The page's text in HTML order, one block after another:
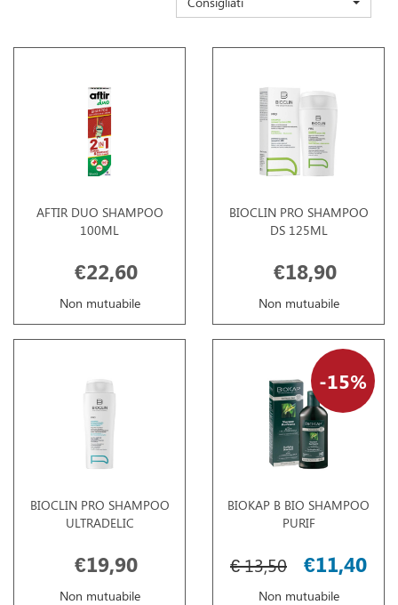
AFTIR DUO SHAMPOO
100ML
€22,60
Non mutuabile
BIOCLIN PRO SHAMPOO
DS 125ML
€18,90
Non mutuabile
BIOCLIN PRO SHAMPOO
ULTRADELIC
€19,90
Non mutuabile
BIOKAP B BIO SHAMPOO
PURIF
15%
€ 13,50 €11,40
Non mutuabile